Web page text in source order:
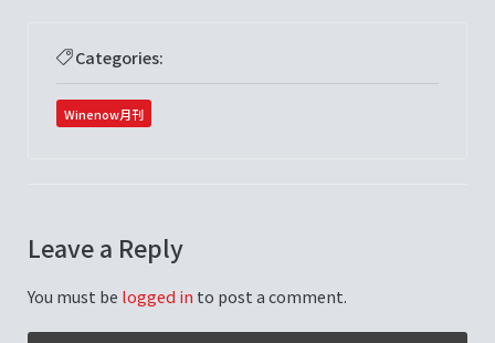
Categories:
Winenow月刊
Leave a Reply
You must be logged in to post a comment.